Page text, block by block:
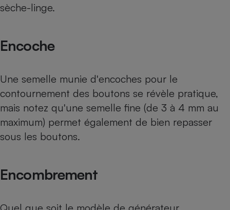
sèche-linge.
Encoche
Une semelle munie d'encoches pour le
contournement des boutons se révèle pratique,
mais notez qu'une semelle fine (de 3 à 4 mm au
maximum) permet également de bien repasser
sous les boutons.
Encombrement